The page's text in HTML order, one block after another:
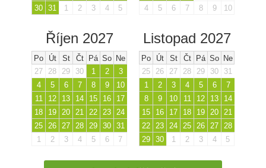
30 31 1 2 3 4 5
4
5 6 7 8 9 10
Říjen 2027
Po Út St Čt Pá So Ne
27
28 29 30 1 2
3
4
5 6 7 8 9
10
11
12 13 14 15 16
17
18
19 20 21 22 23
24
25
26 27 28 29 30 31
1
2 3 4 5 6 7
Listopad 2027
Po Út St Čt Pá So Ne
25
26 27 28 29 30
31
1
2 3 4 5 6
7
8
9 10 11 12 13
14
15
16 17 18 19 20
21
22
23 24 25 26 27
28
29 30 1 2 3 4 5